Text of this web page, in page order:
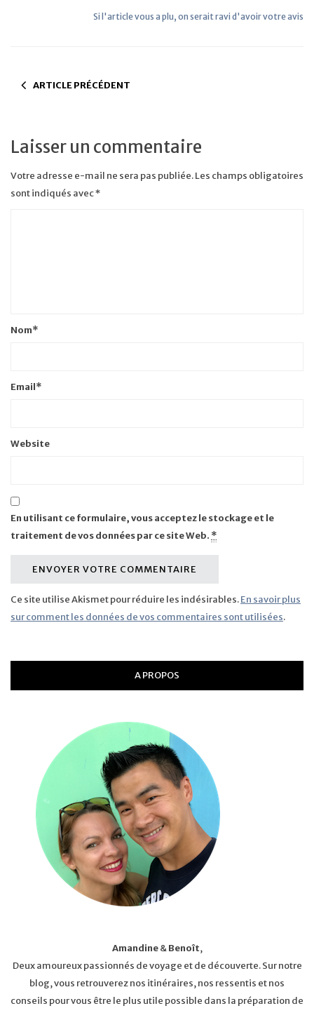
Si l'article vous a plu, on serait ravi d'avoir votre avis
ARTICLE PRÉCÉDENT
Laisser un commentaire
Votre adresse e-mail ne sera pas publiée.Les champs obligatoires
sont indiqués avec*
Nom*
Email*
Website
En utilisant ce formulaire, vous acceptez le stockage et le
traitement de vos données par ce site Web. *
Ce site utilise Akismet pour réduire les indésirables.En savoir plus
sur comment les données de vos commentaires sont utilisées.
A PROPOS
Amandine&Benoît,
Deux amoureux passionnés de voyage et de découverte. Sur notre
blog, vous retrouverez nos itinéraires, nos ressentis et nos
conseils pour vous être le plus utile possible dans la préparation de